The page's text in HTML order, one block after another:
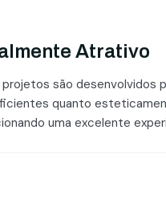
Atrativo
são desenvolvidos
quanto
uma excelente